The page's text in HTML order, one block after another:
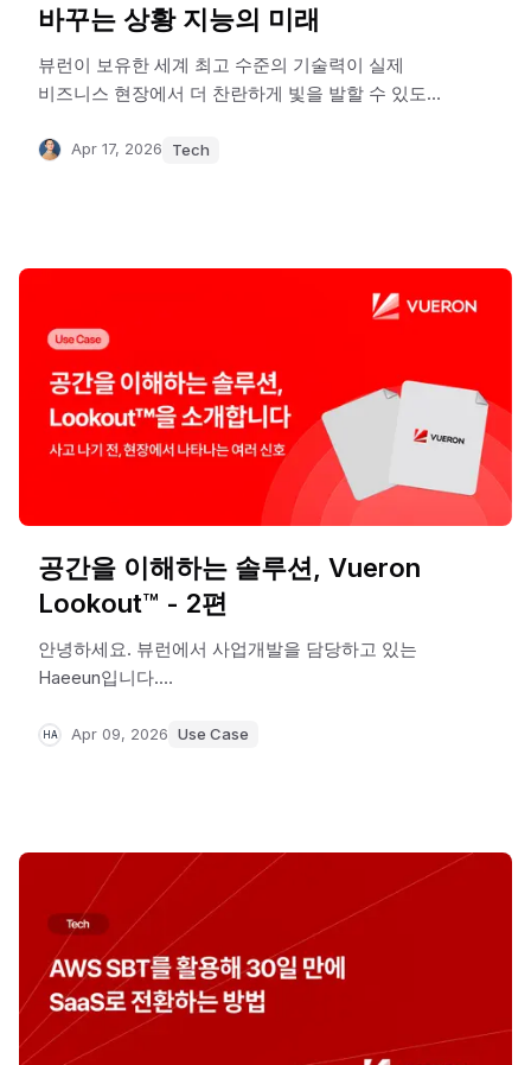
바꾸는 상황 지능의 미래
뷰런이 보유한 세계 최고 수준의 기술력이 실제
비즈니스 현장에서 더 찬란하게 빛을 발할 수 있도록
스마트 인프라팀 Product Lead 류석입니다.
Apr 17, 2026 Tech
공간을 이해하는 솔루션, Vueron
Lookout™ - 2편
안녕하세요. 뷰런에서 사업개발을 담당하고 있는
Haeeun입니다.
‘인지’의 관점에서 바라볼 필요성에 대해
놓치기 쉬운 문제,
‘충돌 위험’에 대해 이야기해보려 합니다.
HA Apr 09, 2026 Use Case